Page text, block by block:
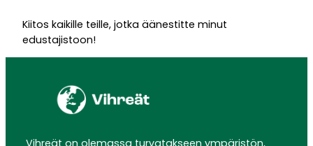
Kiitos kaikille teille, jotka äänestitte minut
edustajistoon!
Vihreät on olemassa turvatakseen ympäristön,